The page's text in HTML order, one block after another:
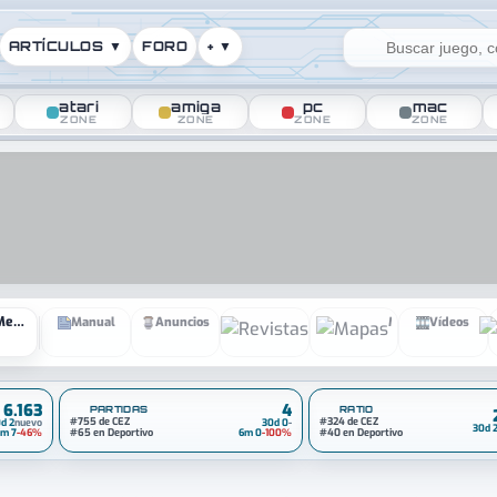
ARTÍCULOS ▼ FORO + ▼
atari
ZONE
amiga
ZONE
pc
ZONE
mac
ZONE
Media Manual Anuncios Revistas Vídeos
6.163
2nuevo
7-46%
PARTIDAS
#755 de CEZ
#65 en Deportivo
4
30d 0-
6m 0-100%
RATIO
#324 de CEZ
#40 en Deportivo
30d